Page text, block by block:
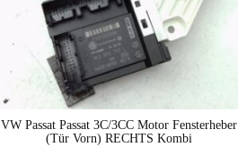
VW Passat Passat 3C/3CC Motor Fensterheber
(Tür Vorn) RECHTS Kombi
1-3 Werktage